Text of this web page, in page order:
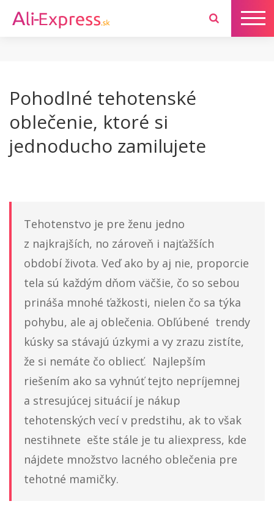
Pohodlné tehotenské
oblečenie, ktoré si
jednoducho zamilujete
Tehotenstvo je pre ženu jedno
z najkrajších, no zároveň i najťažších
období života. Veď ako by aj nie, proporcie
tela sú každým dňom väčšie, čo so sebou
prináša mnohé ťažkosti, nielen čo sa týka
pohybu, ale aj oblečenia. Obľúbené trendy
kúsky sa stávajú úzkymi a vy zrazu zistíte,
že si nemáte čo obliecť. Najlepším
riešením ako sa vyhnúť tejto nepríjemnej
a stresujúcej situácií je nákup
tehotenských vecí v predstihu, ak to však
nestihnete ešte stále je tu aliexpress, kde
nájdete množstvo lacného oblečenia pre
tehotné mamičky.